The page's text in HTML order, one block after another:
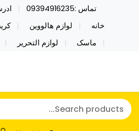
تماس :09394916235
خانه
لوازم هالووین
ماسک
لوازم التحریر
نایکر توی فروش عمده
ولن تاین کادویی
خرید محصولات خاص فیجت اسباب
توی فروش عمده لوازم هالووین
کریسمس اکسسوری ماسک در